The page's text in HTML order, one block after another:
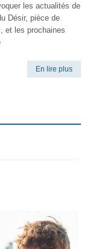
les actualités de
Désir, pièce de
et les prochaines
En lire plus